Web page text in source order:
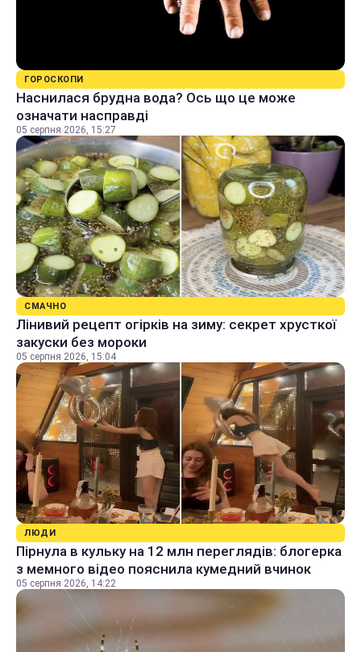
ГОРОСКОПИ
Наснилася брудна вода? Ось що це може
означати насправді
05 серпня 2026, 15:27
СМАЧНО
Лінивий рецепт огірків на зиму: секрет хрусткої
закуски без мороки
05 серпня 2026, 15:04
ЛЮДИ
Пірнула в кульку на 12 млн переглядів: блогерка
з мемного відео пояснила кумедний вчинок
05 серпня 2026, 14:22